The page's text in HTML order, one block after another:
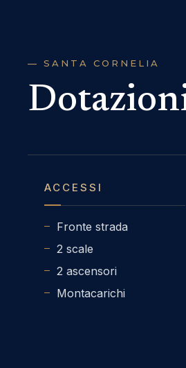
— SANTA CORNELIA
ACCESSI
Fronte strada
2 scale
2 ascensori
Montacarichi